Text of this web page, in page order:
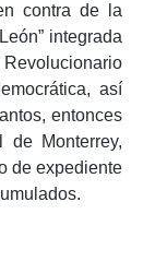
contra de la
integrada
así
entonces
de Monterrey,
de expediente